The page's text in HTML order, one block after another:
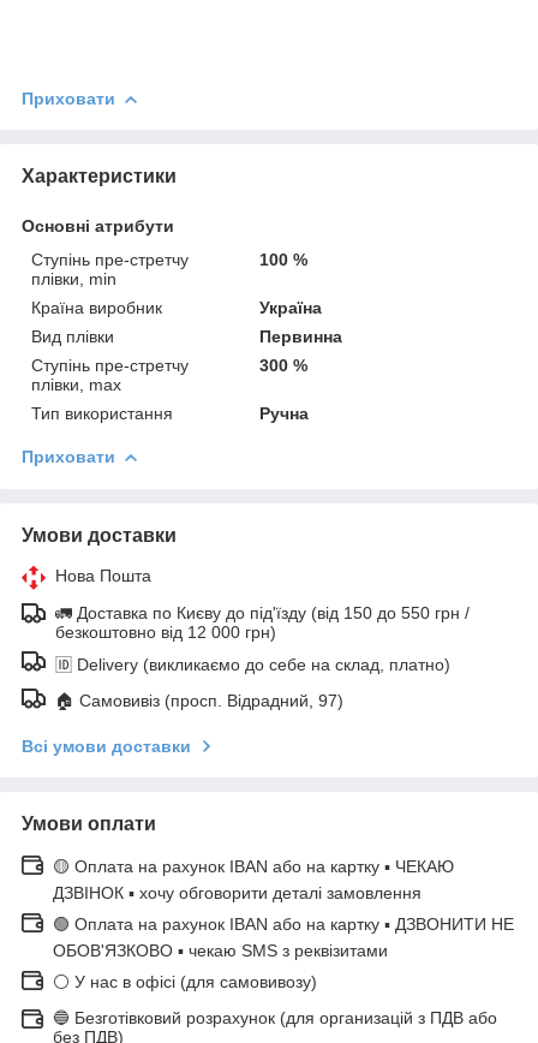
Приховати
Характеристики
Основні атрибути
Ступінь пре-стретчу
плівки, min
100 %
Країна виробник
Україна
Вид плівки
Первинна
Ступінь пре-стретчу
плівки, max
300 %
Тип використання Ручна
Приховати
Умови доставки
Нова Пошта
🚛 Доставка по Києву до під'їзду (від 150 до 550 грн /
безкоштовно від 12 000 грн)
🆔 Delivery (викликаємо до себе на склад, платно)
🏠 Самовивіз (просп. Відрадний, 97)
Всі умови доставки
Умови оплати
🟡 Оплата на рахунок IBAN або на картку ▪ ЧЕКАЮ
ДЗВІНОК ▪ хочу обговорити деталі замовлення
🟢 Оплата на рахунок IBAN або на картку ▪ ДЗВОНИТИ НЕ
ОБОВ'ЯЗКОВО ▪ чекаю SMS з реквізитами
⚪ У нас в офісі (для самовивозу)
🔵 Безготівковий розрахунок (для организацій з ПДВ або
без ПДВ)